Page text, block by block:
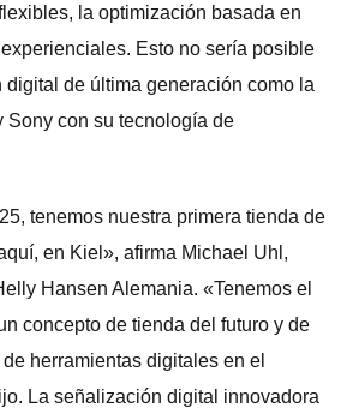
la optimización basada en
Esto no sería posible
de última generación como la
Sony con su tecnología de
tenemos nuestra primera tienda de
en Kiel», afirma Michael Uhl,
Hansen Alemania. «Tenemos el
concepto de tienda del futuro y de
herramientas digitales en el
La señalización digital innovadora